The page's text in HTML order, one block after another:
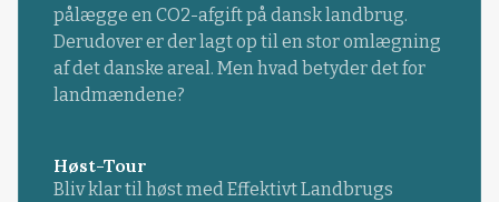
pålægge en CO2-afgift på dansk landbrug.
Derudover er der lagt op til en stor omlægning
af det danske areal. Men hvad betyder det for
landmændene?
Høst-Tour
Bliv klar til høst med Effektivt Landbrugs